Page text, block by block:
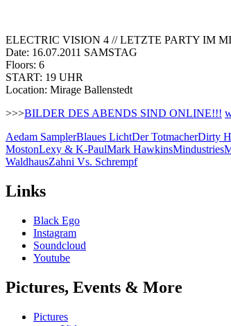
ELECTRIC VISION 4 // LETZTE PARTY IM
Date: 16.07.2011 SAMSTAG
Floors: 6
START: 19 UHR
Location: Mirage Ballenstedt
>>>BILDER DES ABENDS SIND ONLINE!!!
Aedam SamplerBlaues LichtDer TotmacherDirty
MostonLexy & K-PaulMark HawkinsMindustries
WaldhausZahni Vs. Schrempf
Links
Black Ego
Instagram
Soundcloud
Youtube
Pictures, Events & More
Pictures